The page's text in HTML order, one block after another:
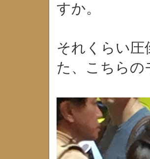
すか。
それくらい圧
た、こちらの